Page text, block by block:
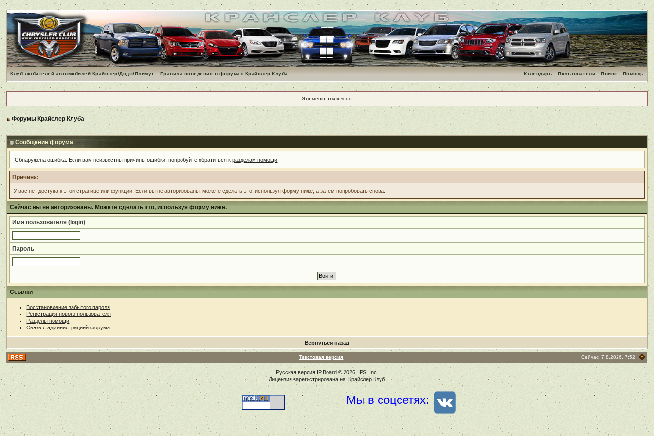
Клуб любителей автомобилей Крайслер/Додж/Плимут Правила поведения в форумах Крайслер Клуба. Помощь
Поиск
Пользователи
Календарь
Это меню отключено
Форумы Крайслер Клуба
Сообщение форума
Обнаружена ошибка. Если вам неизвестны причины ошибки, попробуйте обратиться кразделам помощи
Причина:
У вас нет доступа к этой странице или функции. Если вы не авторизованы, можете сделать это, используя форму ниже, а затем попробовать снова.
Сейчас вы не авторизованы. Можете сделать это, используя форму ниже.
Имя пользователя (login)
Пароль
Ссылки
Восстановление забытого пароля
Регистрация нового пользователя
Разделы помощи
Связь с администрацией форума
Вернуться назад
Текстовая версия Сейчас: 7.8.2026, 7:52
Русская версия IP.Board© 2026IPS, Inc
Лицензия зарегистрирована на: Крайслер Клуб
Мы в соцсетях: